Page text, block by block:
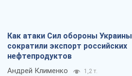
Как атаки Сил обороны Украины
сократили экспорт российских
нефтепродуктов
Андрей Клименко 1,2 т.